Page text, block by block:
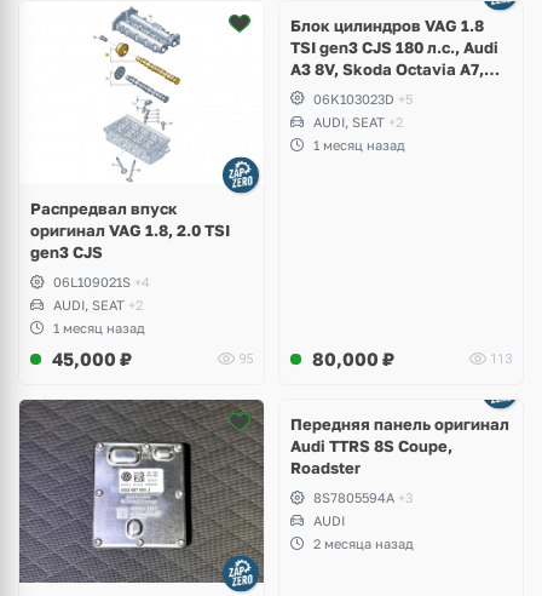
Распредвал впуск
оригинал VAG 1.8, 2.0 TSI
gen3 CJS
06L109021S +4
AUDI, SEAT +2
1 месяц назад
45,000 ₽ 95
2 фото
Блок цилиндров VAG 1.8
TSI gen3 CJS 180 л.с., Audi
A3 8V, Skoda Octavia A7,
Superb, Volkswagen Passat
B8, Golf VII Alltrack, Seat
Leon
06K103023D +5
AUDI, SEAT +2
1 месяц назад
80,000 ₽ 113
2 фото
Передняя панель оригинал
Audi TTRS 8S Coupe,
Roadster
8S7805594A +3
AUDI
2 месяца назад